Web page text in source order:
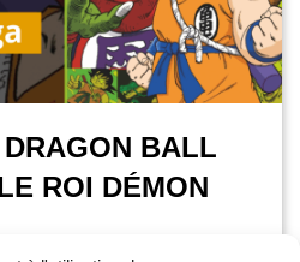
BALL
ROI DÉMON